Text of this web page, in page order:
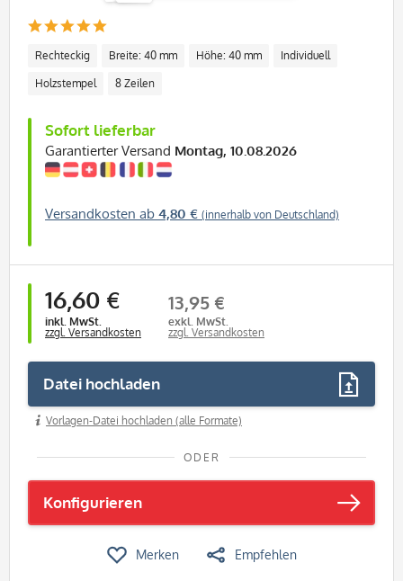
Rechteckig Breite: 40 mm Höhe: 40 mm Individuell
Holzstempel 8 Zeilen
Sofort lieferbar
Garantierter Versand Montag, 10.08.2026
Versandkosten ab 4,80 € (innerhalb von Deutschland)
16,60 €
inkl. MwSt.
zzgl. Versandkosten
13,95 €
exkl. MwSt.
zzgl. Versandkosten
Datei hochladen
Vorlagen-Datei hochladen (alle Formate)
ODER
Konfigurieren
Merken Empfehlen